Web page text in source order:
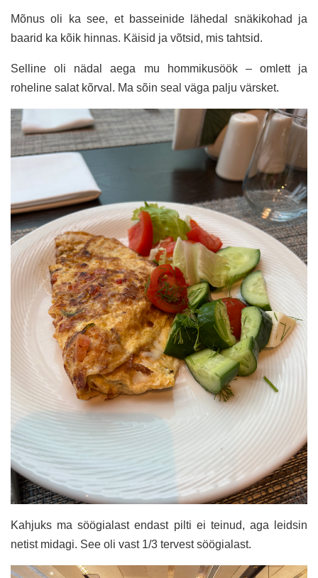
Mõnus oli ka see, et basseinide lähedal snäkikohad ja
baarid ka kõik hinnas. Käisid ja võtsid, mis tahtsid.
Selline oli nädal aega mu hommikusöök – omlett ja
roheline salat kõrval. Ma sõin seal väga palju värsket.
Kahjuks ma söögialast endast pilti ei teinud, aga leidsin
netist midagi. See oli vast 1/3 tervest söögialast.